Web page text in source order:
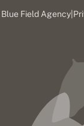
Blue Field Agency